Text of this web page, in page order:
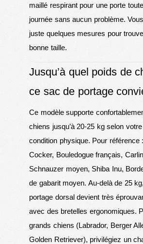
maillé respirant pour une porte
journée sans aucun problème.
juste quelques mesures pour
bonne taille.
Jusqu’à quel poids de
ce sac de portage
Ce modèle supporte
chiens jusqu’à 20-25 kg selon
condition physique. Pour référence
Cocker, Bouledogue français,
Schnauzer moyen, Shiba Inu,
de gabarit moyen. Au-delà de 25
portage dorsal devient très
avec des bretelles ergonomiques.
grands chiens (Labrador, Berger
Golden Retriever), privilégiez un